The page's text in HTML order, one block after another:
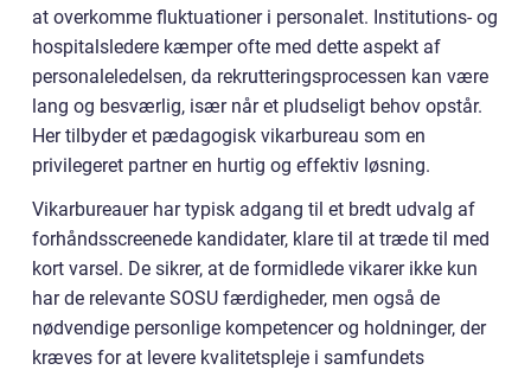
at overkomme fluktuationer i personalet. Institutions- og
hospitalsledere kæmper ofte med dette aspekt af
personaleledelsen, da rekrutteringsprocessen kan være
lang og besværlig, især når et pludseligt behov opstår.
Her tilbyder et pædagogisk vikarbureau som en
privilegeret partner en hurtig og effektiv løsning.
Vikarbureauer har typisk adgang til et bredt udvalg af
forhåndsscreenede kandidater, klare til at træde til med
kort varsel. De sikrer, at de formidlede vikarer ikke kun
har de relevante SOSU færdigheder, men også de
nødvendige personlige kompetencer og holdninger, der
kræves for at levere kvalitetspleje i samfundets